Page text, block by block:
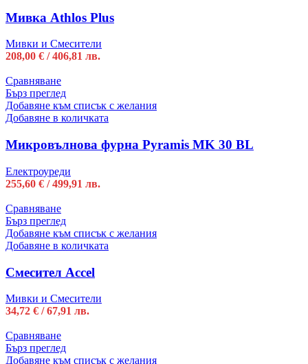
Мивка Athlos Plus
Мивки и Смесители
208,00 € / 406,81 лв.
Сравняване
Бърз преглед
Добавяне към списък с желания
Добавяне в количката
Микровълнова фурна Pyramis MK 30 BL
Електроуреди
255,60 € / 499,91 лв.
Сравняване
Бърз преглед
Добавяне към списък с желания
Добавяне в количката
Смесител Accel
Мивки и Смесители
34,72 € / 67,91 лв.
Сравняване
Бърз преглед
Добавяне към списък с желания